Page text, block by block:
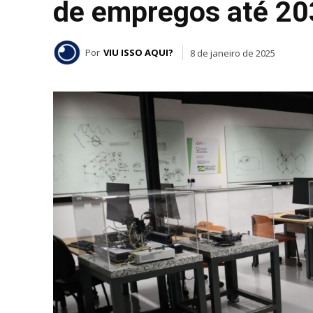
de empregos até
Por VIU ISSO AQUI? 8 de janeiro de 2025